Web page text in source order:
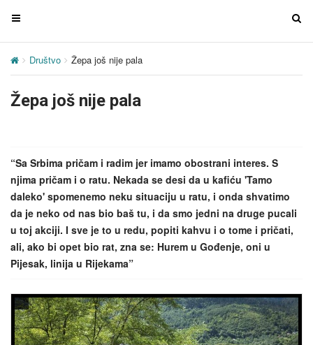
T
g
e
g
a
t
i
o
n
T
t
i
Društvo Žepa još nije pala
Žepa još nije pala
“Sa Srbima pričam i radim jer imamo obostrani interes. S
njima pričam i o ratu. Nekada se desi da u kafiću 'Tamo
daleko' spomenemo neku situaciju u ratu, i onda shvatimo
da je neko od nas bio baš tu, i da smo jedni na druge pucali
u toj akciji. I sve je to u redu, popiti kahvu i o tome i pričati,
ali, ako bi opet bio rat, zna se: Hurem u Gođenje, oni u
Pijesak, linija u Rijekama”